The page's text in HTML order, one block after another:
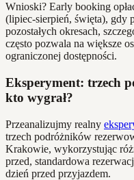
Wnioski? Early booking
(lipiec-sierpień, święta), gdy
pozostałych okresach,
często pozwala na większe
ograniczonej dostępności.
Eksperyment: trzech
kto wygrał?
Przeanalizujmy realny
trzech podróżników
Krakowie, wykorzystując
przed, standardowa
dzień przed przyjazdem.